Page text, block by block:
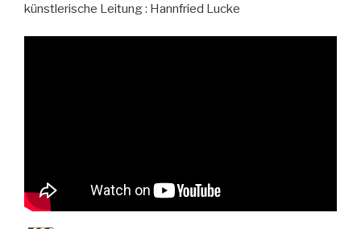
künstlerische Leitung : Hannfried Lucke